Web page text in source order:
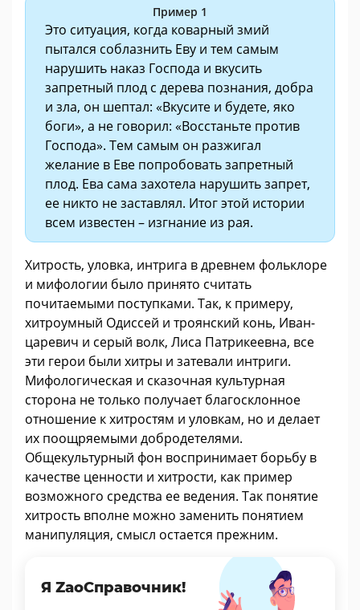
Пример 1
Это ситуация, когда коварный змий
пытался соблазнить Еву и тем самым
нарушить наказ Господа и вкусить
запретный плод с дерева познания, добра
и зла, он шептал: «Вкусите и будете, яко
боги», а не говорил: «Восстаньте против
Господа». Тем самым он разжигал
желание в Еве попробовать запретный
плод. Ева сама захотела нарушить запрет,
ее никто не заставлял. Итог этой истории
всем известен – изгнание из рая.
Хитрость, уловка, интрига в древнем фольклоре
и мифологии было принято считать
почитаемыми поступками. Так, к примеру,
хитроумный Одиссей и троянский конь, Иван-
царевич и серый волк, Лиса Патрикеевна, все
эти герои были хитры и затевали интриги.
Мифологическая и сказочная культурная
сторона не только получает благосклонное
отношение к хитростям и уловкам, но и делает
их поощряемыми добродетелями.
Общекультурный фон воспринимает борьбу в
качестве ценности и хитрости, как пример
возможного средства ее ведения. Так понятие
хитрость вполне можно заменить понятием
манипуляция, смысл остается прежним.
Я ZaoСправочник!